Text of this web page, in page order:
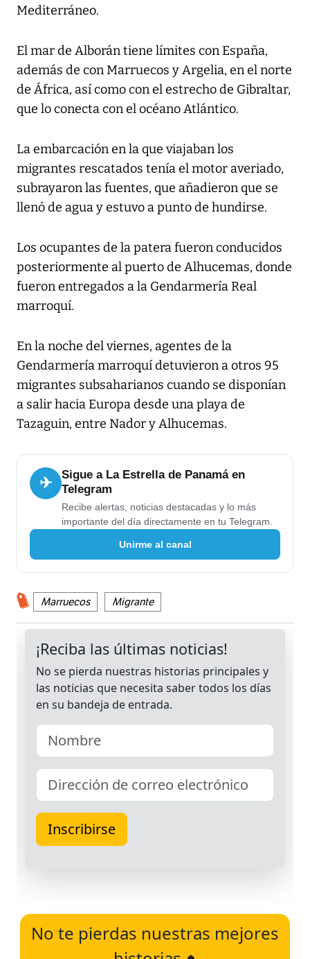
Mediterráneo.
El mar de Alborán tiene límites con España,
además de con Marruecos y Argelia, en el norte
de África, así como con el estrecho de Gibraltar,
que lo conecta con el océano Atlántico.
La embarcación en la que viajaban los
migrantes rescatados tenía el motor averiado,
subrayaron las fuentes, que añadieron que se
llenó de agua y estuvo a punto de hundirse.
Los ocupantes de la patera fueron conducidos
posteriormente al puerto de Alhucemas, donde
fueron entregados a la Gendarmería Real
marroquí.
En la noche del viernes, agentes de la
Gendarmería marroquí detuvieron a otros 95
migrantes subsaharianos cuando se disponían
a salir hacia Europa desde una playa de
Tazaguin, entre Nador y Alhucemas.
✈
Sigue a La Estrella de Panamá en
Telegram
Recibe alertas, noticias destacadas y lo más
importante del día directamente en tu Telegram.
Unirme al canal
Marruecos Migrante
No te pierdas nuestras mejores